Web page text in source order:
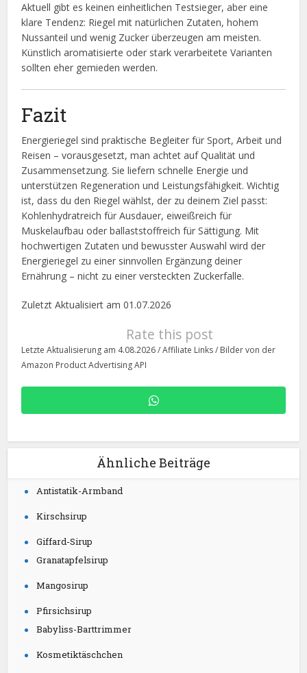
Aktuell gibt es keinen einheitlichen Testsieger, aber eine
klare Tendenz: Riegel mit natürlichen Zutaten, hohem
Nussanteil und wenig Zucker überzeugen am meisten.
Künstlich aromatisierte oder stark verarbeitete Varianten
sollten eher gemieden werden.
Fazit
Energieriegel sind praktische Begleiter für Sport, Arbeit und
Reisen – vorausgesetzt, man achtet auf Qualität und
Zusammensetzung. Sie liefern schnelle Energie und
unterstützen Regeneration und Leistungsfähigkeit. Wichtig
ist, dass du den Riegel wählst, der zu deinem Ziel passt:
Kohlenhydratreich für Ausdauer, eiweißreich für
Muskelaufbau oder ballaststoffreich für Sättigung. Mit
hochwertigen Zutaten und bewusster Auswahl wird der
Energieriegel zu einer sinnvollen Ergänzung deiner
Ernährung – nicht zu einer versteckten Zuckerfalle.
Zuletzt Aktualisiert am 01.07.2026
Rate this post
Letzte Aktualisierung am 4.08.2026 / Affiliate Links / Bilder von der
Amazon Product Advertising API
Ähnliche Beiträge
Antistatik-Armband
Kirschsirup
Giffard-Sirup
Granatapfelsirup
Mangosirup
Pfirsichsirup
Babyliss-Barttrimmer
Kosmetiktäschchen